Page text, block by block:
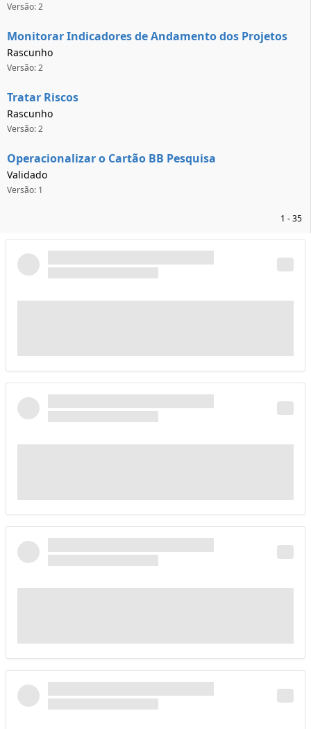
Versão: 2
Monitorar Indicadores de Andamento dos Projetos
Rascunho
Versão: 2
Tratar Riscos
Rascunho
Versão: 2
Operacionalizar o Cartão BB Pesquisa
Validado
Versão: 1
1 - 35